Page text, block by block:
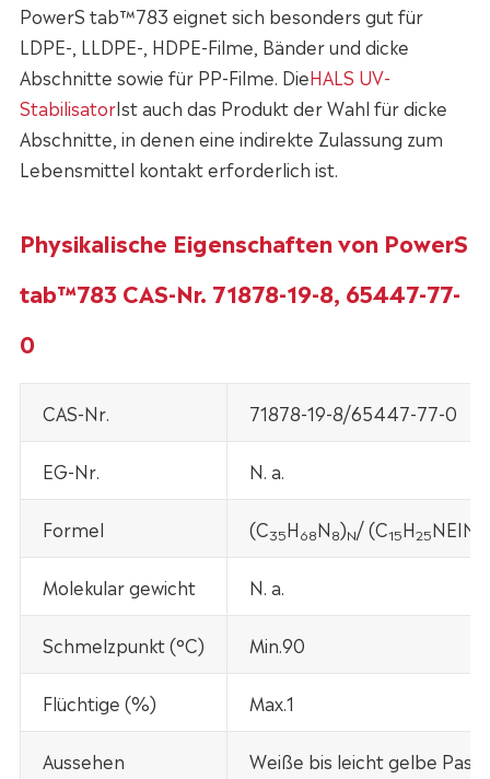
PowerS tab™783 eignet sich besonders gut für
LDPE-, LLDPE-, HDPE-Filme, Bänder und dicke
Abschnitte sowie für PP-Filme. DieHALS UV-
StabilisatorIst auch das Produkt der Wahl für dicke
Abschnitte, in denen eine indirekte Zulassung zum
Lebensmittel kontakt erforderlich ist.
Physikalische Eigenschaften von PowerS
tab™783 CAS-Nr. 71878-19-8, 65447-77-
0
CAS-Nr. 71878-19-8/65447-77-0
EG-Nr. N. a.
Formel (C35H68N8)N/ (C15H25NEIN
Molekular gewicht N. a.
Schmelzpunkt (°C) Min.90
Flüchtige (%) Max.1
Aussehen Weiße bis leicht gelbe